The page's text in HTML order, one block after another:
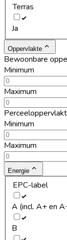
Terras
Ja
Oppervlakte
Bewoonbare
Minimum
Maximum
Minimum
Maximum
Energie
EPC-label
A (incl. A+ en
B